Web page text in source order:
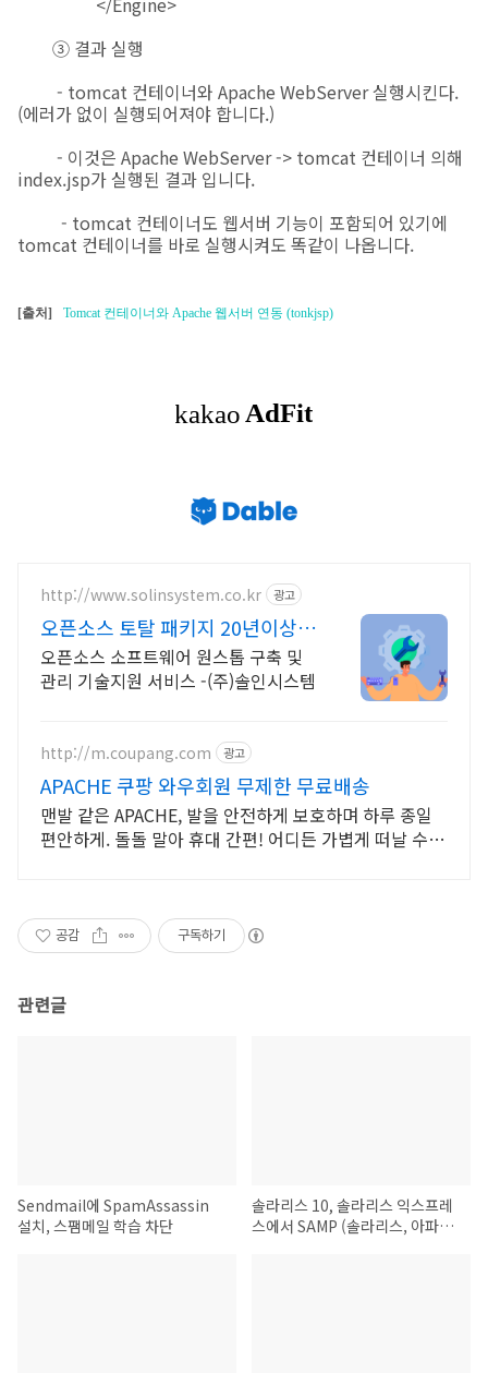
③ 결과 실행
- tomcat 컨테이너와 Apache WebServer 실행시킨다.
(에러가 없이 실행되어져야 합니다.)
- 이것은 Apache WebServer -> tomcat 컨테이너 의해
index.jsp가 실행된 결과 입니다.
- tomcat 컨테이너도 웹서버 기능이 포함되어 있기에
tomcat 컨테이너를 바로 실행시켜도 똑같이 나옵니다.
[출처] Tomcat 컨테이너와 Apache 웹서버 연동 (tonkjsp)
http://www.solinsystem.co.kr 광고
오픈소스 토탈 패키지 20년이상
기술지원 노하우
오픈소스 소프트웨어 원스톱 구축 및
관리 기술지원 서비스 -(주)솔인시스템
http://m.coupang.com 광고
APACHE 쿠팡 와우회원 무제한 무료배송
맨발 같은 APACHE, 발을 안전하게 보호하며 하루 종일
편안하게. 돌돌 말아 휴대 간편! 어디든 가볍게 떠날 수
공감 구독하기
관련글
Sendmail에 SpamAssassin
설치, 스팸메일 학습 차단
솔라리스 10, 솔라리스 익스프레
스에서 SAMP (솔라리스, 아파치